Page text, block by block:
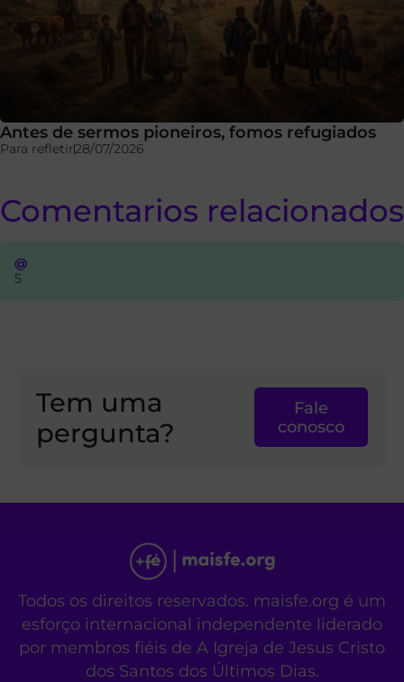
Antes de sermos pioneiros, fomos refugiados
Para refletir28/07/2026
Comentarios relacionados
@
5
Tem uma
pergunta?
Fale
conosco
Todos os direitos reservados. maisfe.org é um
esforço internacional independente liderado
por membros fiéis de A Igreja de Jesus Cristo
dos Santos dos Últimos Dias.